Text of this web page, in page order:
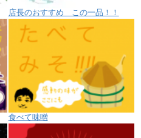
店長のおすすめ この一品！！
食べて味噌